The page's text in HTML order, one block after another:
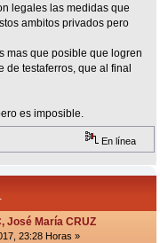
legales las medidas que
ambitos privados pero
mas que posible que logren
de testaferros, que al final
es imposible.
En línea
José María CRUZ
23:28 Horas »